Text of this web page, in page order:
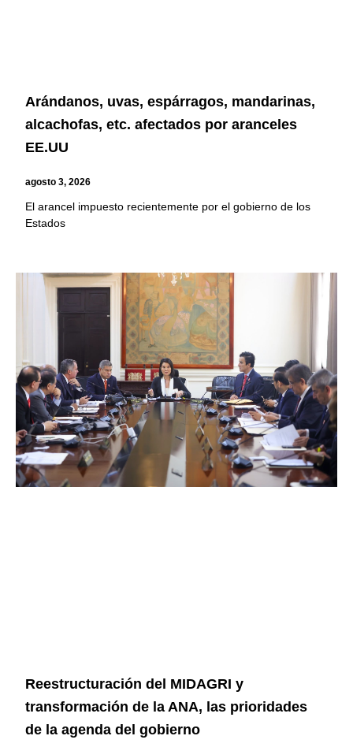
Arándanos, uvas, espárragos, mandarinas,
alcachofas, etc. afectados por aranceles
EE.UU
agosto 3, 2026
El arancel impuesto recientemente por el gobierno de los
Estados
Reestructuración del MIDAGRI y
transformación de la ANA, las prioridades
de la agenda del gobierno